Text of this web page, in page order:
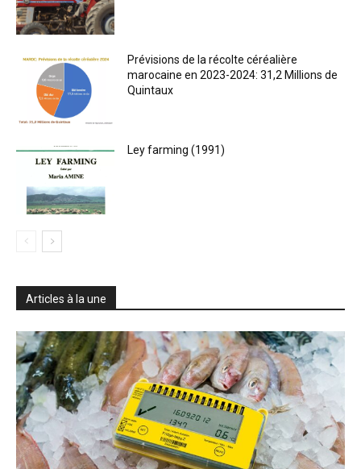
Prévisions de la récolte céréalière
marocaine en 2023-2024: 31,2 Millions de
Quintaux
Ley farming (1991)
Articles à la une